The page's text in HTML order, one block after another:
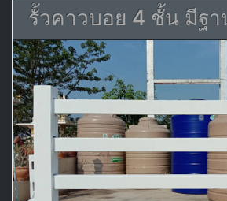
รั้วคาวบอย 4 ชั้น มีฐา